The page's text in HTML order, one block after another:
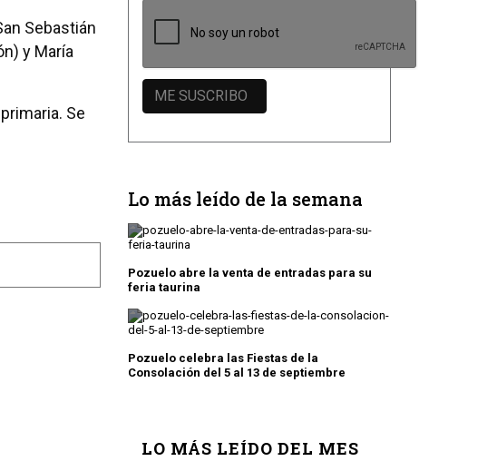
Sebastián
y María
Se
LANZAR UN SATÉLITE CREADO POR LOS ALUMNOS
ABIERTO EL PLAZO DE ADMISIÓN PARA EL CURSO 2015-
Lo más leído de la semana
Pozuelo abre la venta de entradas para su
feria taurina
Pozuelo celebra las Fiestas de la
Consolación del 5 al 13 de septiembre
LO MÁS LEÍDO DEL MES